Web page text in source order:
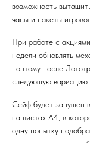
возможность
часы и пакеты
При работе с
недели обновлять
поэтому после
следующую вариацию
Сейф будет запущен
на листах А4, в
одну попытку